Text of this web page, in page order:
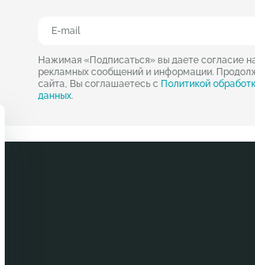
Нажимая «Подписаться» вы даете согласие
рекламных сообщений и информации.
сайта, Вы соглашаетесь с Политикой
данных.